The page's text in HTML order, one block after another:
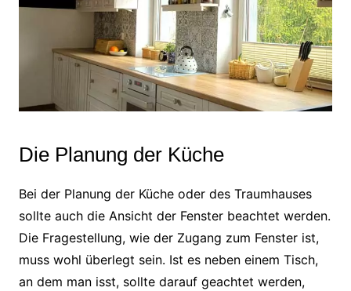
Die Planung der Küche
Bei der Planung der Küche oder des Traumhauses
sollte auch die Ansicht der Fenster beachtet werden.
Die Fragestellung, wie der Zugang zum Fenster ist,
muss wohl überlegt sein. Ist es neben einem Tisch,
an dem man isst, sollte darauf geachtet werden,